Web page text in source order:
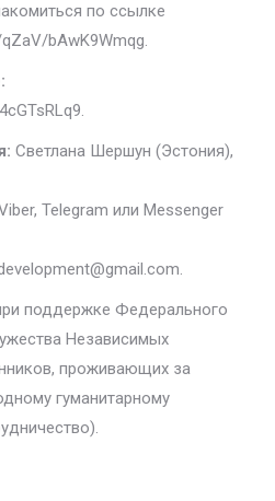
по ссылке
bAwK9Wmqg.
Светлана Шершун (Эстония),
Telegram или Messenger
поддержке Федерального
Независимых
проживающих за
гуманитарному